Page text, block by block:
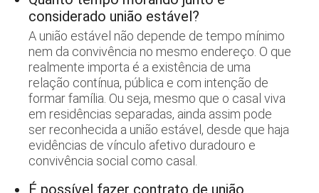
considerado união estável?
A união estável não depende de tempo mínimo
nem da convivência no mesmo endereço. O que
realmente importa é a existência de uma
relação contínua, pública e com intenção de
formar família. Ou seja, mesmo que o casal viva
em residências separadas, ainda assim pode
ser reconhecida a união estável, desde que haja
evidências de vínculo afetivo duradouro e
convivência social como casal.
É possível fazer contrato de união